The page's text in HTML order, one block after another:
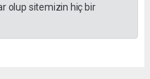
olup sitemizin hiç bir